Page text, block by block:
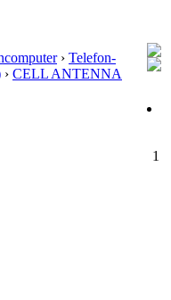
› Telefon-
› CELL ANTENNA
1